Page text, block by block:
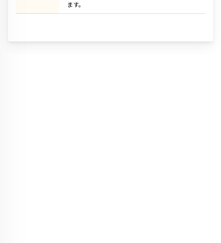
ます。